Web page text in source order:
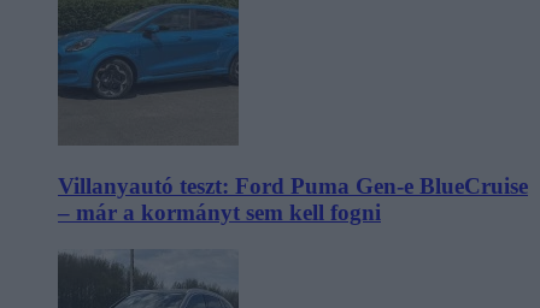
Villanyautó teszt: Ford Puma Gen-e BlueCruise
– már a kormányt sem kell fogni